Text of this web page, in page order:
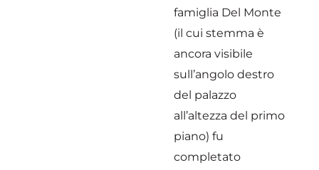
famiglia Del Monte
(il cui stemma è
ancora visibile
sull’angolo destro
del palazzo
all’altezza del primo
piano) fu
completato